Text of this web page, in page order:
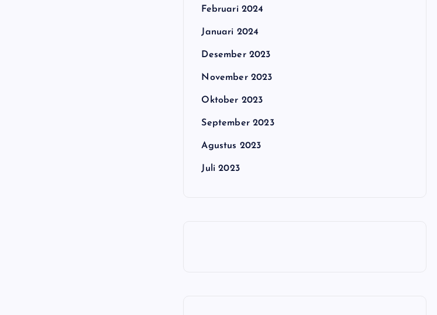
Februari 2024
Januari 2024
Desember 2023
November 2023
Oktober 2023
September 2023
Agustus 2023
Juli 2023